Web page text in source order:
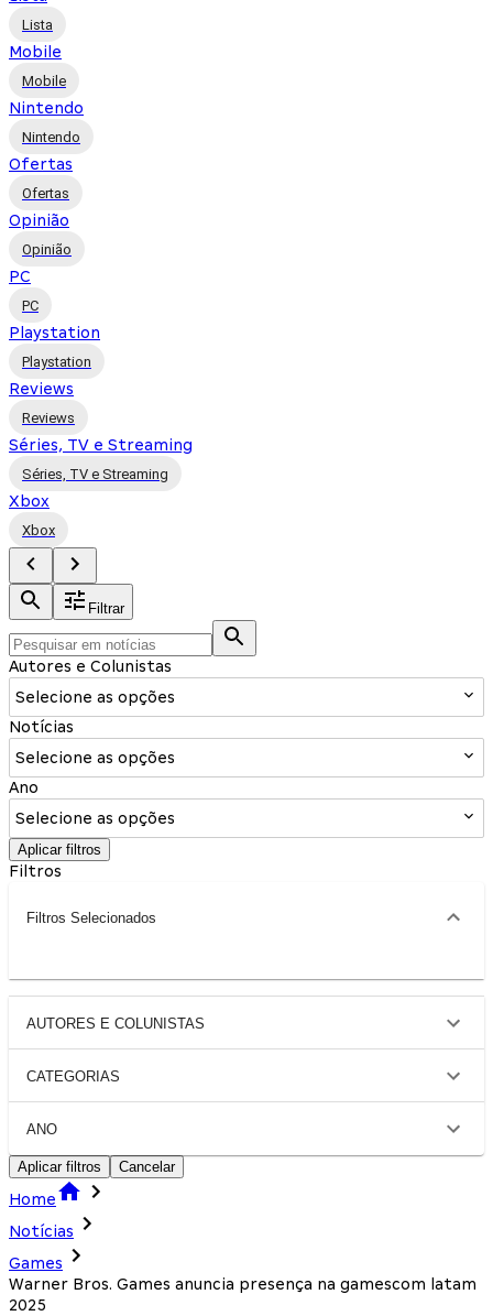
Lista
Mobile
Mobile
Nintendo
Nintendo
Ofertas
Ofertas
Opinião
Opinião
PC
PC
Playstation
Playstation
Reviews
Reviews
Séries, TV e Streaming
Séries, TV e Streaming
Xbox
Xbox
Filtrar
Autores e Colunistas
Selecione as opções
Notícias
Selecione as opções
Ano
Selecione as opções
Aplicar filtros
Filtros
Filtros Selecionados
AUTORES E COLUNISTAS
CATEGORIAS
ANO
Aplicar filtros Cancelar
Home
Notícias
Games
Warner Bros. Games anuncia presença na gamescom latam
2025